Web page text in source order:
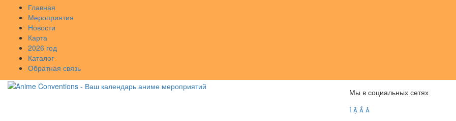
Главная
Мероприятия
Новости
Карта
2026 год
Каталог
Обратная связь
Мы в социальных сетях
   